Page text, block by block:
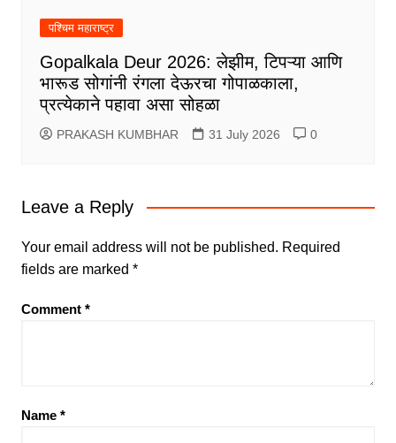
पश्चिम महाराष्ट्र
Gopalkala Deur 2026: लेझीम, टिपऱ्या आणि
भारूड सोगांनी रंगला देऊरचा गोपाळकाला,
प्रत्येकाने पहावा असा सोहळा
PRAKASH KUMBHAR 31 July 2026 0
Leave a Reply
Your email address will not be published. Required
fields are marked *
Comment *
Name *